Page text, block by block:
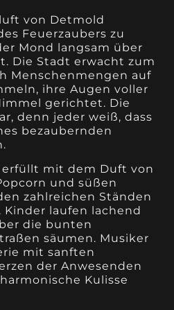
von Detmold
Feuerzaubers zu
Mond langsam über
Die Stadt erwacht zum
Menschenmengen auf
ihre Augen voller
gerichtet. Die
denn jeder weiß, dass
bezaubernden
erfüllt mit dem Duft von
und süßen
zahlreichen Ständen
laufen lachend
die bunten
säumen. Musiker
mit sanften
der Anwesenden
Kulisse